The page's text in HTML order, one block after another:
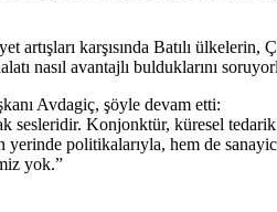
karşısında Batılı ülkelerin,
nasıl avantajlı bulduklarını
Avdagiç, şöyle devam etti:
sesleridir. Konjonktür, küresel
politikalarıyla, hem de
yok.”